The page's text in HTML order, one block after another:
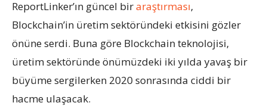
ReportLinker’ın güncel biraraştırması,
Blockchain’in üretim sektöründeki etkisini gözler
önüne serdi. Buna göre Blockchain teknolojisi,
üretim sektöründe önümüzdeki iki yılda yavaş bir
büyüme sergilerken 2020 sonrasında ciddi bir
hacme ulaşacak.